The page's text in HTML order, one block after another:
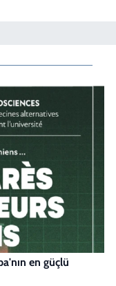
en güçlü